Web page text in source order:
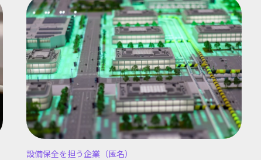
設備保全を担う企業（匿名）